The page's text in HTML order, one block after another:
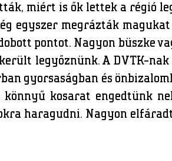
miért is ők lettek a régió
egyszer megrázták
pontot. Nagyon büszke
legyőznünk. A DVTK-
gyorsaságban és
kosarat engedtünk
haragudni. Nagyon